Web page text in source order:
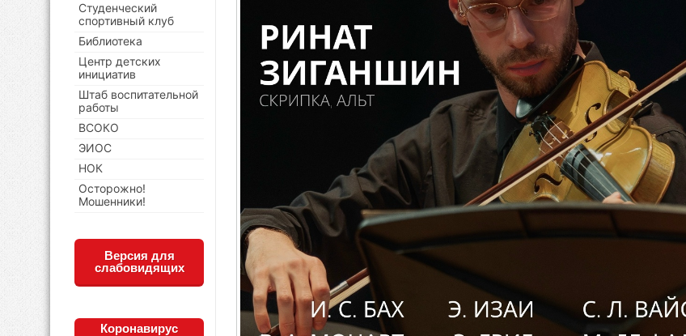
Студенческий
спортивный клуб
Библиотека
Центр детских
инициатив
Штаб воспитательной
работы
ВСОКО
ЭИОС
НОК
Осторожно!
Мошенники!
Версия для
слабовидящих
Коронавирус